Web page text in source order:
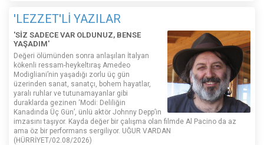
'LEZZET'Lİ YAZILAR
'SİZ SADECE VAR OLDUNUZ, BENSE
YAŞADIM'
Değeri ölümünden sonra anlaşılan İtalyan
kökenli ressam-heykeltıraş Amedeo
Modigliani’nin yaşadığı zorlu üç gün
üzerinden sanat, sanatçı, bohem hayatlar,
yaralı ruhlar ve tutunamayanlar gibi
duraklarda gezinen ‘Modi: Deliliğin
Kanadında Üç Gün’, ünlü aktör Johnny Depp’in
imzasını taşıyor. Kayda değer bir çalışma olan filmde Al Pacino da az
ama öz bir performans sergiliyor. UĞUR VARDAN
(HÜRRİYET/02.08/2026)